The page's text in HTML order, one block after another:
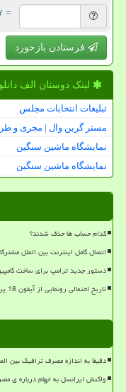
= ۷ بعلاوه ۱
فرستادن بازخورد
لینک دوستان الف
تبلیغات انتخابات مجلس
مستر گرین وال | مجری و
نمایشگاه ماشین سنگین
نمایشگاه ماشین سنگین
کدام حساب ها حذف شدند؟
اتصال کامل اینترنت بین الملل
دستور جدید ترامپ برای ساخت
تاریخ احتمالی رونمایی از آیفون 18 پرو و اولترا برملا شد
دقیقا به اندازه مصرف ترافیک بین
واکنش ایرانسل به ابهام درباره ی